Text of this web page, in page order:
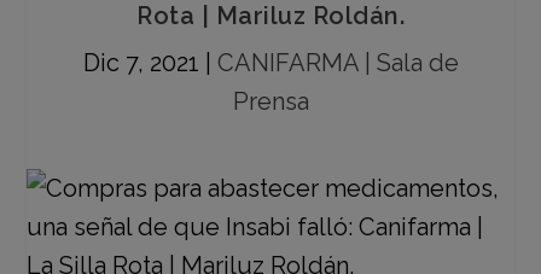
Rota | Mariluz Roldán.
Dic 7, 2021
CANIFARMA | Sala de
Prensa